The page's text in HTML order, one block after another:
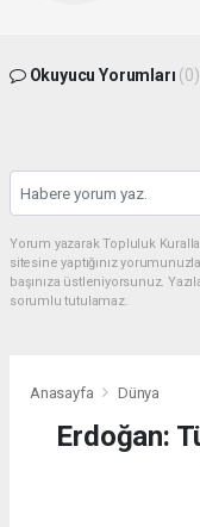
Okuyucu Yorumları (0)
Yorum yazarak Topluluk
sitesine yaptığınız
başınıza üstleniyorsunuz.
sorumlu tutulamaz.
Anasayfa Dünya
Erdoğan: